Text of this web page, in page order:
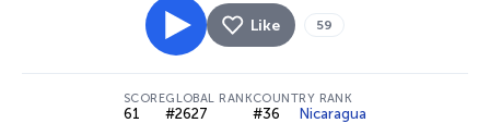
Like 59
SCORE
61
GLOBAL RANK
#2627
COUNTRY RANK
#36 Nicaragua